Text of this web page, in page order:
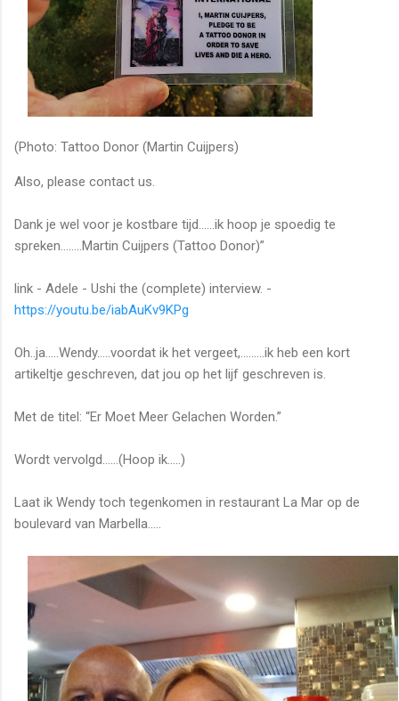
(Photo: Tattoo Donor (Martin Cuijpers)
Also, please contact us.
Dank je wel voor je kostbare tijd…...ik hoop je spoedig te
spreken……..Martin Cuijpers (Tattoo Donor)”
link - Adele - Ushi the (complete) interview. -
https://youtu.be/iabAuKv9KPg
Oh..ja…..Wendy…..voordat ik het vergeet,.........ik heb een kort
artikeltje geschreven, dat jou op het lijf geschreven is.
Met de titel: “Er Moet Meer Gelachen Worden.”
Wordt vervolgd……(Hoop ik…..)
Laat ik Wendy toch tegenkomen in restaurant La Mar op de
boulevard van Marbella.....